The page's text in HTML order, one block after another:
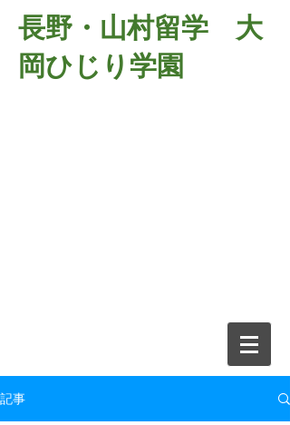
長野・山村留学 大
岡ひじり学園
記事